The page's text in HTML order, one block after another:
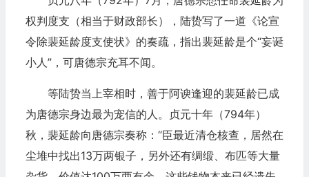
权判度支（相当于财政部长），陆贽写了一道《论宣
令除裴延龄度支使状》的奏疏，指出裴延龄是个“妄诞
小人”，可唐德宗充耳不闻。
等陆贽当上宰相时，善于阿谀逢迎的裴延龄已成
为唐德宗身边最为宠信的人。贞元十年（794年）
秋，裴延龄向唐德宗奏称：“臣最近清仓核查，居然在
尘堆中找出13万两银子，另外还有绸缎、布匹等大量